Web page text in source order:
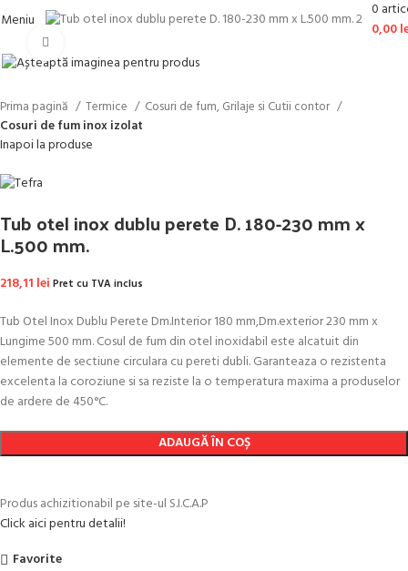
Meniu 0
0,00
Prima pagină Termice
Cosuri de fum, Grilaje si Cutii contor
Cosuri de fum inox izolat
Inapoi la produse
Tub otel inox dublu perete D. 180-230 mm x
L.500 mm.
218,11 lei Pret cu TVA inclus
Tub Otel Inox Dublu Perete Dm.Interior 180 mm,Dm.exterior 230 mm x
Lungime 500 mm. Cosul de fum din otel inoxidabil este alcatuit din
elemente de sectiune circulara cu pereti dubli. Garanteaza o rezistenta
excelenta la coroziune si sa reziste la o temperatura maxima a produselor
de ardere de 450°C.
ADAUGĂ ÎN COȘ
Produs achizitionabil pe site-ul S.I.C.A.P
Click aici pentru detalii!
Favorite